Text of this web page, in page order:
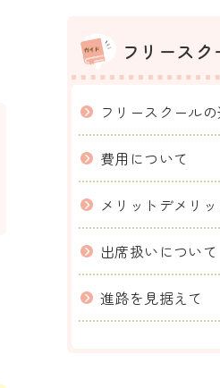
フリース
フリースクール
費用について
メリットデメリッ
出席扱いについて
進路を見据えて